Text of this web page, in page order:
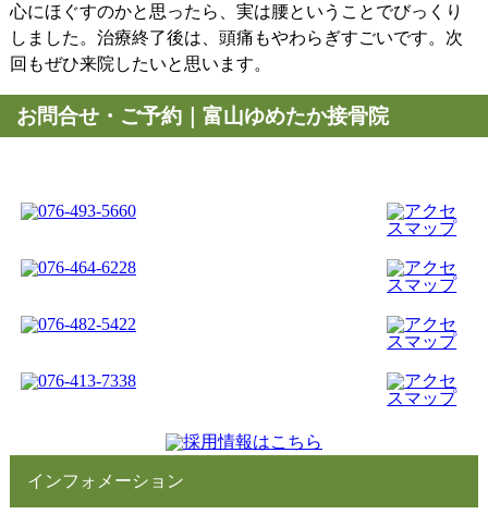
心にほぐすのかと思ったら、実は腰ということでびっくり
しました。治療終了後は、頭痛もやわらぎすごいです。次
回もぜひ来院したいと思います。
お問合せ・ご予約｜富山ゆめたか接骨院
インフォメーション